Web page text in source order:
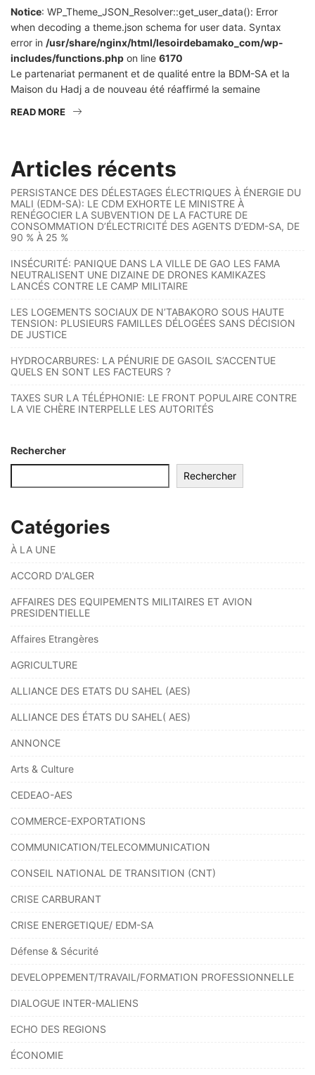
Notice: WP_Theme_JSON_Resolver::get_user_data(): Error
when decoding a theme.json schema for user data. Syntax
error in /usr/share/nginx/html/lesoirdebamako_com/wp-
includes/functions.php on line 6170
Le partenariat permanent et de qualité entre la BDM-SA et la
Maison du Hadj a de nouveau été réaffirmé la semaine
READ MORE
Articles récents
PERSISTANCE DES DÉLESTAGES ÉLECTRIQUES À ÉNERGIE DU
MALI (EDM-SA): LE CDM EXHORTE LE MINISTRE À
RENÉGOCIER LA SUBVENTION DE LA FACTURE DE
CONSOMMATION D’ÉLECTRICITÉ DES AGENTS D’EDM-SA, DE
90 % À 25 %
INSÉCURITÉ: PANIQUE DANS LA VILLE DE GAO LES FAMA
NEUTRALISENT UNE DIZAINE DE DRONES KAMIKAZES
LANCÉS CONTRE LE CAMP MILITAIRE
LES LOGEMENTS SOCIAUX DE N’TABAKORO SOUS HAUTE
TENSION: PLUSIEURS FAMILLES DÉLOGÉES SANS DÉCISION
DE JUSTICE
HYDROCARBURES: LA PÉNURIE DE GASOIL S’ACCENTUE
QUELS EN SONT LES FACTEURS ?
TAXES SUR LA TÉLÉPHONIE: LE FRONT POPULAIRE CONTRE
LA VIE CHÈRE INTERPELLE LES AUTORITÉS
Rechercher
Rechercher
Catégories
À LA UNE
ACCORD D'ALGER
AFFAIRES DES EQUIPEMENTS MILITAIRES ET AVION
PRESIDENTIELLE
Affaires Etrangères
AGRICULTURE
ALLIANCE DES ETATS DU SAHEL (AES)
ALLIANCE DES ÉTATS DU SAHEL( AES)
ANNONCE
Arts & Culture
CEDEAO-AES
COMMERCE-EXPORTATIONS
COMMUNICATION/TELECOMMUNICATION
CONSEIL NATIONAL DE TRANSITION (CNT)
CRISE CARBURANT
CRISE ENERGETIQUE/ EDM-SA
Défense & Sécurité
DEVELOPPEMENT/TRAVAIL/FORMATION PROFESSIONNELLE
DIALOGUE INTER-MALIENS
ECHO DES REGIONS
ÉCONOMIE